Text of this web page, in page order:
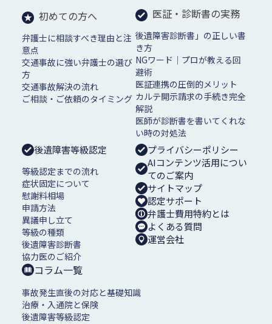
初めての方へ
弁護士に相談すべき理由と注
意点
交通事故に強い弁護士の選び
方
交通事故解決の流れ
ご相談・ご依頼のタイミング
医証・診断書の実務
後遺障害診断書」の正しい書
き方
NGワード｜プロが教える回
避術
医証連携の圧倒的メリット
カルテ開示請求の手続き完全
解説
医師が診断書を書いてくれな
い時の対処法
後遺障害等級認定
等級認定までの流れ
症状固定について
慰謝料相場
申請方法
異議申し立て
等級の種類
後遺障害診断書
協力医のご紹介
プライバシーポリシー
AIコンテンツ活用につい
てのご案内
サイトマップ
認定サポート
弁護士費用特約とは
よくある質問
運営会社
コラム一覧
事故発生直後の対応と基礎知識
治療・入通院と保険
後遺障害等級認定